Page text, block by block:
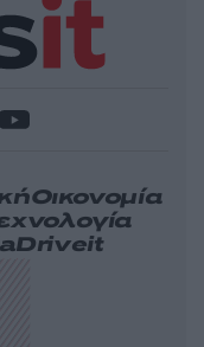
Οικονομία
Driveit